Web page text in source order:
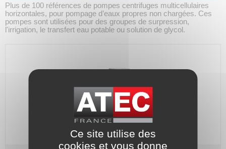
Plus de 100 références de pompes centrifuges multicellulaires
horizontales, pour pompage d’eaux propres non chargées. Ces
pompes sont utilisées pour des groupes de surpression,
l'irrigation, le transfert eau potable ou solution de glycol.
Ce site utilise des
cookies et vous donne